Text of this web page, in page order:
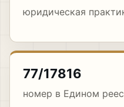
юридическая
77/17816
номер в Едином